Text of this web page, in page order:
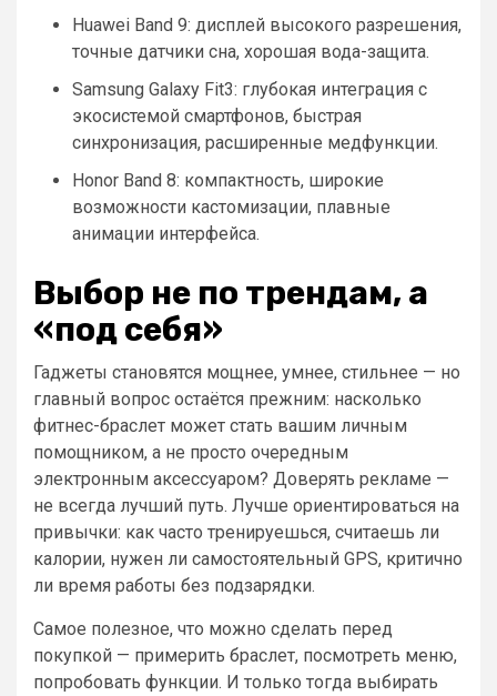
Huawei Band 9: дисплей высокого разрешения,
точные датчики сна, хорошая вода-защита.
Samsung Galaxy Fit3: глубокая интеграция с
экосистемой смартфонов, быстрая
синхронизация, расширенные медфункции.
Honor Band 8: компактность, широкие
возможности кастомизации, плавные
анимации интерфейса.
Выбор не по трендам, а
«под себя»
Гаджеты становятся мощнее, умнее, стильнее — но
главный вопрос остаётся прежним: насколько
фитнес-браслет может стать вашим личным
помощником, а не просто очередным
электронным аксессуаром? Доверять рекламе —
не всегда лучший путь. Лучше ориентироваться на
привычки: как часто тренируешься, считаешь ли
калории, нужен ли самостоятельный GPS, критично
ли время работы без подзарядки.
Самое полезное, что можно сделать перед
покупкой — примерить браслет, посмотреть меню,
попробовать функции. И только тогда выбирать